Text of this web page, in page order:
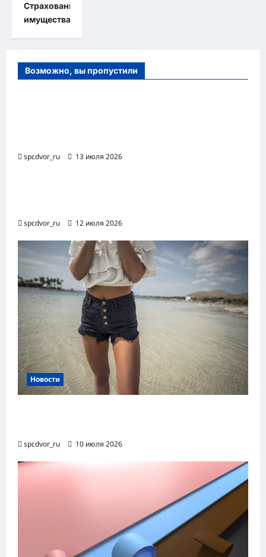
Страхование
имущества
Возможно, вы пропустили
spcdvor_ru 13 июля 2026
spcdvor_ru 12 июля 2026
Новости
spcdvor_ru 10 июля 2026